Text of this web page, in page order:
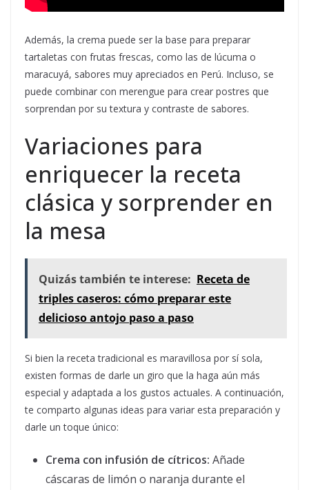
Además, la crema puede ser la base para preparar
tartaletas con frutas frescas, como las de lúcuma o
maracuyá, sabores muy apreciados en Perú. Incluso, se
puede combinar con merengue para crear postres que
sorprendan por su textura y contraste de sabores.
Variaciones para
enriquecer la receta
clásica y sorprender en
la mesa
Quizás también te interese: Receta de
triples caseros: cómo preparar este
delicioso antojo paso a paso
Si bien la receta tradicional es maravillosa por sí sola,
existen formas de darle un giro que la haga aún más
especial y adaptada a los gustos actuales. A continuación,
te comparto algunas ideas para variar esta preparación y
darle un toque único:
Crema con infusión de cítricos: Añade
cáscaras de limón o naranja durante el